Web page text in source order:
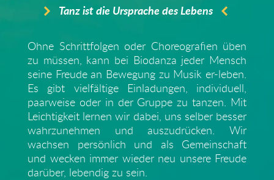
Tanz ist die Ursprache des Lebens
Ohne Schrittfolgen oder Choreografien üben
zu müssen, kann bei Biodanza jeder Mensch
seine Freude an Bewegung zu Musik er-leben.
Es gibt vielfältige Einladungen, individuell,
paarweise oder in der Gruppe zu tanzen. Mit
Leichtigkeit lernen wir dabei, uns selber besser
wahrzunehmen und auszudrücken. Wir
wachsen persönlich und als Gemeinschaft
und wecken immer wieder neu unsere Freude
darüber, lebendig zu sein.